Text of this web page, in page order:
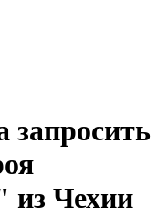
запросить
Чехии